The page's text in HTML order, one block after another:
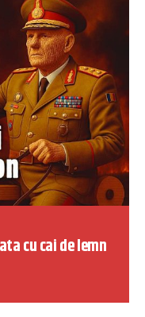
cu cai de lemn